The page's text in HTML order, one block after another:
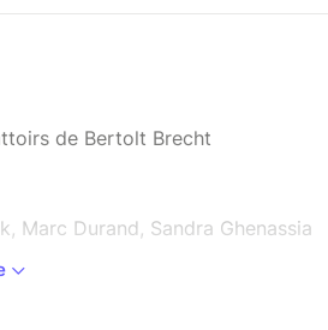
de Bertolt Brecht
Marc Durand, Sandra Ghenassia